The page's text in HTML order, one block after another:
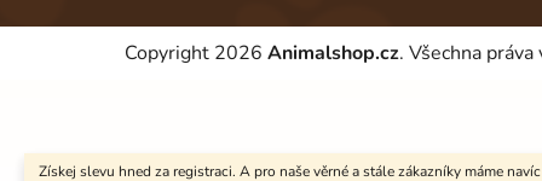
Získej slevu hned za registraci. A pro naše věrné a stále zákazníky máme navíc
Copyright 2026 Animalshop.cz. Všechna práva